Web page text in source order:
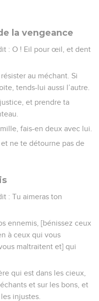
la vengeance
: O ! Eil pour œil, et dent
au méchant. Si
tends-lui aussi l’autre.
et prendre ta
fais-en deux avec lui.
ne te détourne pas de
: Tu aimeras ton
ennemis, [bénissez ceux
à ceux qui vous
maltraitent et] qui
qui est dans les cieux,
et sur les bons, et
injustes.